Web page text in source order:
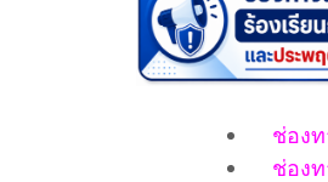
ช่อง
ช่อง